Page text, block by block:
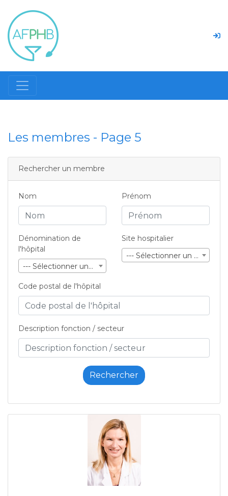
Les membres - Page 5
Rechercher un membre
Nom Prénom
Dénomination de
l'hôpital
--- Sélectionner une société ---
Site hospitalier
--- Sélectionner un site ---
Code postal de l'hôpital
Description fonction / secteur
Rechercher